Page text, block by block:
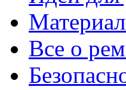
Все о